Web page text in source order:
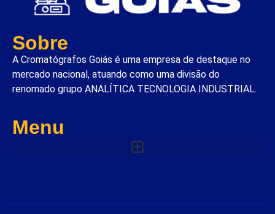
Sobre
A Cromatógrafos Goiás é uma empresa de destaque no
mercado nacional, atuando como uma divisão do
renomado grupo ANALÍTICA TECNOLOGIA INDUSTRIAL.
Menu